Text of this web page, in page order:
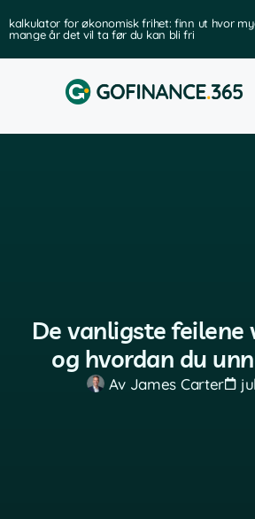
kalkulator for økonomisk frihet: finn ut hvor
mange år det vil ta før du kan bli fri
De vanligste feilene
og hvordan du
AvJames Carter